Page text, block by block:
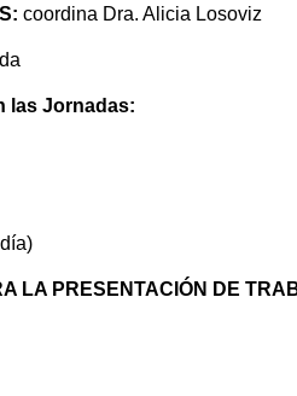
coordina Dra. Alicia Losoviz
las Jornadas:
LA PRESENTACIÓN DE